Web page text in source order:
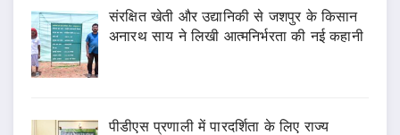
संरक्षित खेती और उद्यानिकी से जशपुर के किसान
अनारथ साय ने लिखी आत्मनिर्भरता की नई कहानी
पीडीएस प्रणाली में पारदर्शिता के लिए राज्य